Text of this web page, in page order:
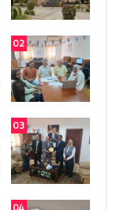
02
03